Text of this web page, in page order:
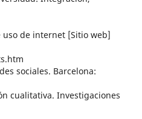
uso de internet [Sitio web]
sociales. Barcelona:
cualitativa. Investigaciones